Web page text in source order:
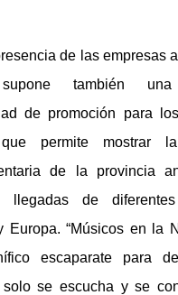
de las empresas
también una
de promoción para
permite mostrar
de la provincia
llegadas de
Europa. “Músicos en la
escaparate para
se escucha y se